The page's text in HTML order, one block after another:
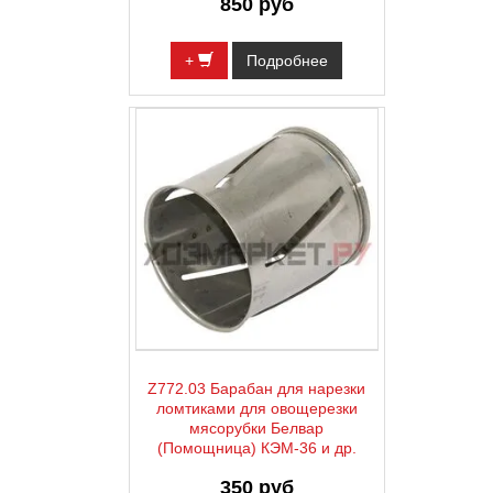
+ Подробнее
Z772.03 Барабан для нарезки
ломтиками для овощерезки
мясорубки Белвар
(Помощница) КЭМ-36 и др.
350 руб